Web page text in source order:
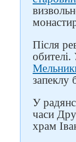
Після
запеклу
У
часи
храм